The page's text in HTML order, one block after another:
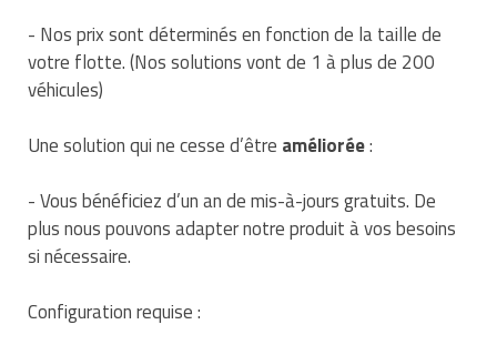
Tables de préparation réfrigérées
Ustensile de cuisine
Vaisselle restaurant
Vitrines réfrigérées
- Nos prix sont déterminés en fonction de la taille de
votre flotte. (Nos solutions vont de 1 à plus de 200
véhicules)
Une solution qui ne cesse d’être améliorée:
- Vous bénéficiez d’un an de mis-à-jours gratuits. De
plus nous pouvons adapter notre produit à vos besoins
si nécessaire.
Configuration requise :